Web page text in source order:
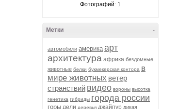
Фотографий: 1
-
Метки
автомобили америка арт
архитектура африка бездомные
животные белки букмекерская контора в
мире животных ветер
странствий видео вороны высотка
генетика гибриды города россии
горы дели деревья джайпур дикая